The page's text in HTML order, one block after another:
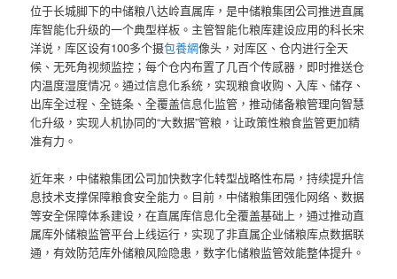
位于长城脚下的中储粮八达岭直属库，是中储粮集团公司推进直属
库智能化升级的一个典型样板。主管智能化粮库建设应用的科长宋
洋说，库区设有100多个摄包養網像头，对库区、仓内进行全天
候、无死角视频监控；每个仓内布置了几百个传感器，即时推送仓
内温度湿度情况。通过信息化系统，实现粮食收购、入库、储存、
出库全过程、全链条、全覆盖信息化监管，推动储备粮管理向智慧
化升级，实现人机协同的“大数据”管粮，让政策性粮食监管更加精
准有力。
近年来，中储粮集团公司加快数字化转型战略性布局，持续提升信
息技术支撑保障粮食安全能力。目前，中储粮集团强化网络、数据
等安全保障体系建设，在直属库信息化全覆盖基础上，通过推动直
属库外储粮监管平台上线运行，实现了非直属企业储粮库点数据联
通，有效防范库外储粮风险隐患，数字化储粮监管效能整体提升。